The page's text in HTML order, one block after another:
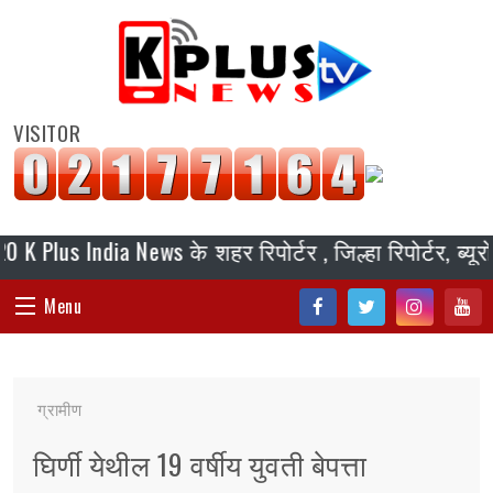
VISITOR
India News के शहर रिपोर्टर , जिल्हा रिपोर्टर,
Menu
संपादकीय
जॉब/ नोकरी
ग्रामीण
घिर्णी येथील 19 वर्षीय युवती बेपत्ता